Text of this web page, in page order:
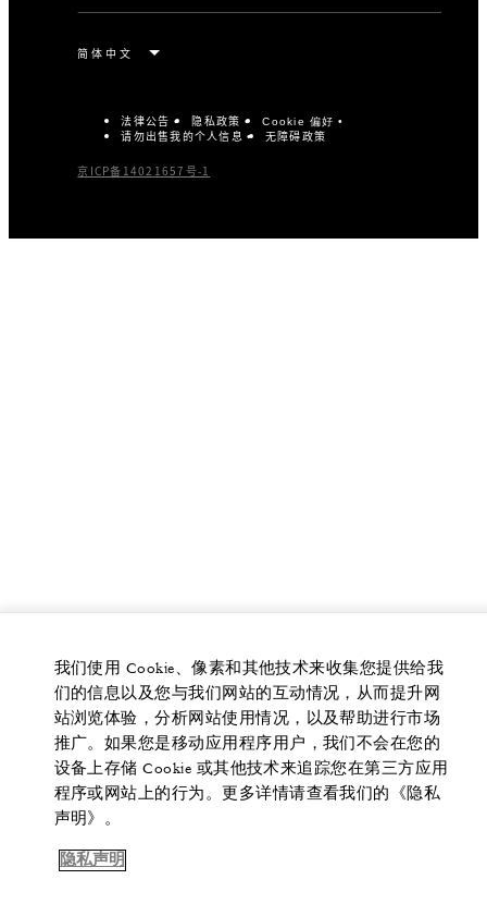
法律公告 隐私政策 Cookie 偏好
请勿出售我的个人信息 无障碍政策
京ICP备14021657号-1
我们使用 Cookie、像素和其他技术来收集您提供给我
们的信息以及您与我们网站的互动情况，从而提升网
站浏览体验，分析网站使用情况，以及帮助进行市场
推广。如果您是移动应用程序用户，我们不会在您的
设备上存储 Cookie 或其他技术来追踪您在第三方应用
程序或网站上的行为。更多详情请查看我们的《隐私
声明》。
隐私声明